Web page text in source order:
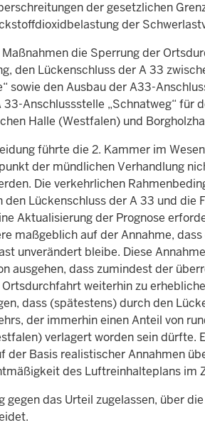
der gesetzlichen
der
die Sperrung der
den Lückenschluss der A 33
sowie den Ausbau der A33-
33-Anschlussstelle „Schnatweg“
Halle (Westfalen) und
führte die 2. Kammer im
der mündlichen Verhandlung
Die verkehrlichen
Lückenschluss der A 33 und die
Aktualisierung der Prognose
maßgeblich auf der Annahme,
unverändert bleibe. Diese
ausgehen, dass zumindest der
weiterhin zu
dass (spätestens) durch den
der immerhin einen Anteil von
verlagert worden sein dürfte.
der Basis realistischer Annahmen
des Luftreinhalteplans im
gegen das Urteil zugelassen, über